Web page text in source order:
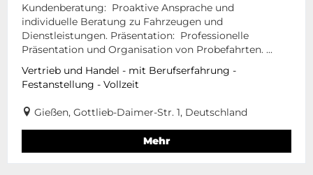
Kundenberatung: Proaktive Ansprache und
individuelle Beratung zu Fahrzeugen und
Dienstleistungen. Präsentation: Professionelle
Präsentation und Organisation von Probefahrten. ...
Vertrieb und Handel - mit Berufserfahrung -
Festanstellung - Vollzeit
Gießen, Gottlieb-Daimer-Str. 1, Deutschland
Mehr